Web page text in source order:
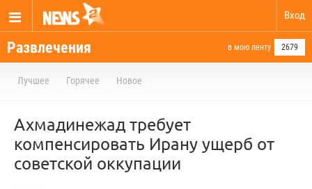
Вход
Развлечения в мою ленту 2679
Лучшее Горячее Новое
Ахмадинежад требует
компенсировать Ирану ущерб от
советской оккупации